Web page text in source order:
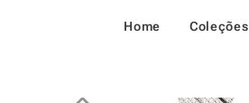
Home Coleções